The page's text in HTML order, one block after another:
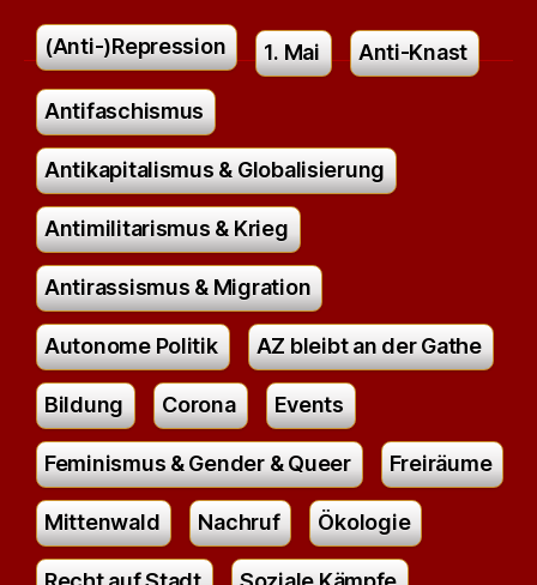
(Anti-)Repression 1. Mai Anti-Knast
Antifaschismus
Antikapitalismus & Globalisierung
Antimilitarismus & Krieg
Antirassismus & Migration
Autonome Politik AZ bleibt an der Gathe
Bildung Corona Events
Feminismus & Gender & Queer Freiräume
Mittenwald Nachruf Ökologie